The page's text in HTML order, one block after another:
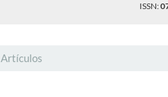
ISSN:
Artículos